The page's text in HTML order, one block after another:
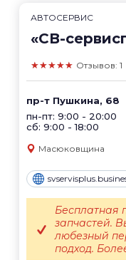
АВТОСЕРВИС
«СВ-
★★★★★ Отзывов: 1
пр-т Пушкина, 68
пн-пт: 9:00 - 20:00
сб: 9:00 - 18:00
Масюковщина
Бесплатная
запчастей.
любезный
подход.